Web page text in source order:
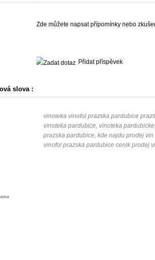
Zde můžete napsat přípomínky nebo
Přidat příspěvek
slova :
vinoteka vinofol prazska pardubice
vinoteka pardubice, vinoteka
prazska pardubice, kde najdu prodej
vinofol prazska pardubice cenik prodej